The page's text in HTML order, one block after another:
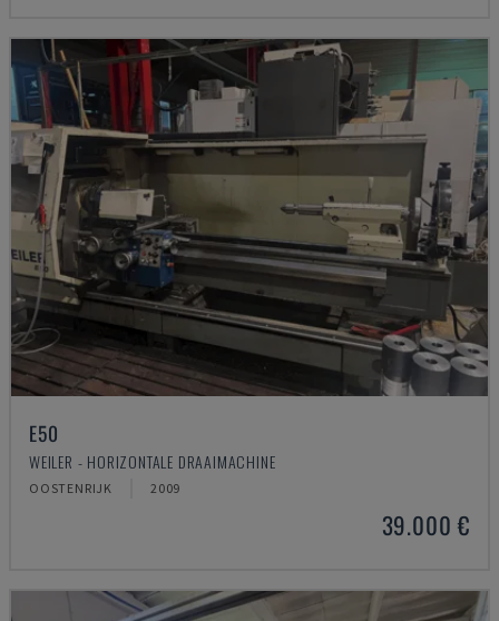
E50
WEILER - HORIZONTALE DRAAIMACHINE
OOSTENRIJK 2009
39.000 €